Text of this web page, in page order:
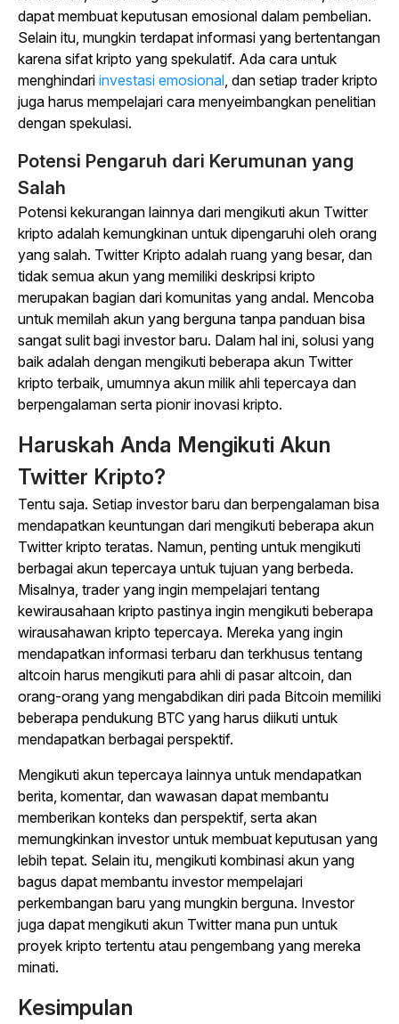
dapat membuat keputusan emosional dalam pembelian.
Selain itu, mungkin terdapat informasi yang bertentangan
karena sifat kripto yang spekulatif. Ada cara untuk
menghindari investasi emosional, dan setiap trader kripto
juga harus mempelajari cara menyeimbangkan penelitian
dengan spekulasi.
Potensi Pengaruh dari Kerumunan yang
Salah
Potensi kekurangan lainnya dari mengikuti akun Twitter
kripto adalah kemungkinan untuk dipengaruhi oleh orang
yang salah. Twitter Kripto adalah ruang yang besar, dan
tidak semua akun yang memiliki deskripsi kripto
merupakan bagian dari komunitas yang andal. Mencoba
untuk memilah akun yang berguna tanpa panduan bisa
sangat sulit bagi investor baru. Dalam hal ini, solusi yang
baik adalah dengan mengikuti beberapa akun Twitter
kripto terbaik, umumnya akun milik ahli tepercaya dan
berpengalaman serta pionir inovasi kripto.
Haruskah Anda Mengikuti Akun
Twitter Kripto?
Tentu saja. Setiap investor baru dan berpengalaman bisa
mendapatkan keuntungan dari mengikuti beberapa akun
Twitter kripto teratas. Namun, penting untuk mengikuti
berbagai akun tepercaya untuk tujuan yang berbeda.
Misalnya, trader yang ingin mempelajari tentang
kewirausahaan kripto pastinya ingin mengikuti beberapa
wirausahawan kripto tepercaya. Mereka yang ingin
mendapatkan informasi terbaru dan terkhusus tentang
altcoin harus mengikuti para ahli di pasar altcoin, dan
orang-orang yang mengabdikan diri pada Bitcoin memiliki
beberapa pendukung BTC yang harus diikuti untuk
mendapatkan berbagai perspektif.
Mengikuti akun tepercaya lainnya untuk mendapatkan
berita, komentar, dan wawasan dapat membantu
memberikan konteks dan perspektif, serta akan
memungkinkan investor untuk membuat keputusan yang
lebih tepat. Selain itu, mengikuti kombinasi akun yang
bagus dapat membantu investor mempelajari
perkembangan baru yang mungkin berguna. Investor
juga dapat mengikuti akun Twitter mana pun untuk
proyek kripto tertentu atau pengembang yang mereka
minati.
Kesimpulan